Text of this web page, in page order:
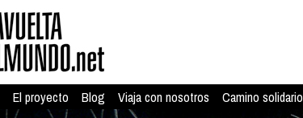
El proyecto Blog Viaja con nosotros Camino solidario